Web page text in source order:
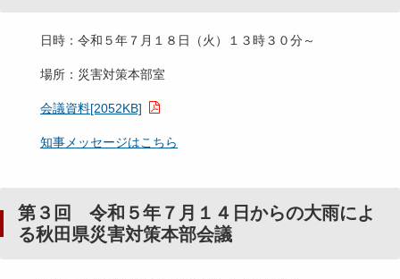
日時：令和５年７月１８日（火）１３時３０分～
場所：災害対策本部室
会議資料[2052KB]
知事メッセージはこちら
第３回 令和５年７月１４日からの大雨によ
る秋田県災害対策本部会議